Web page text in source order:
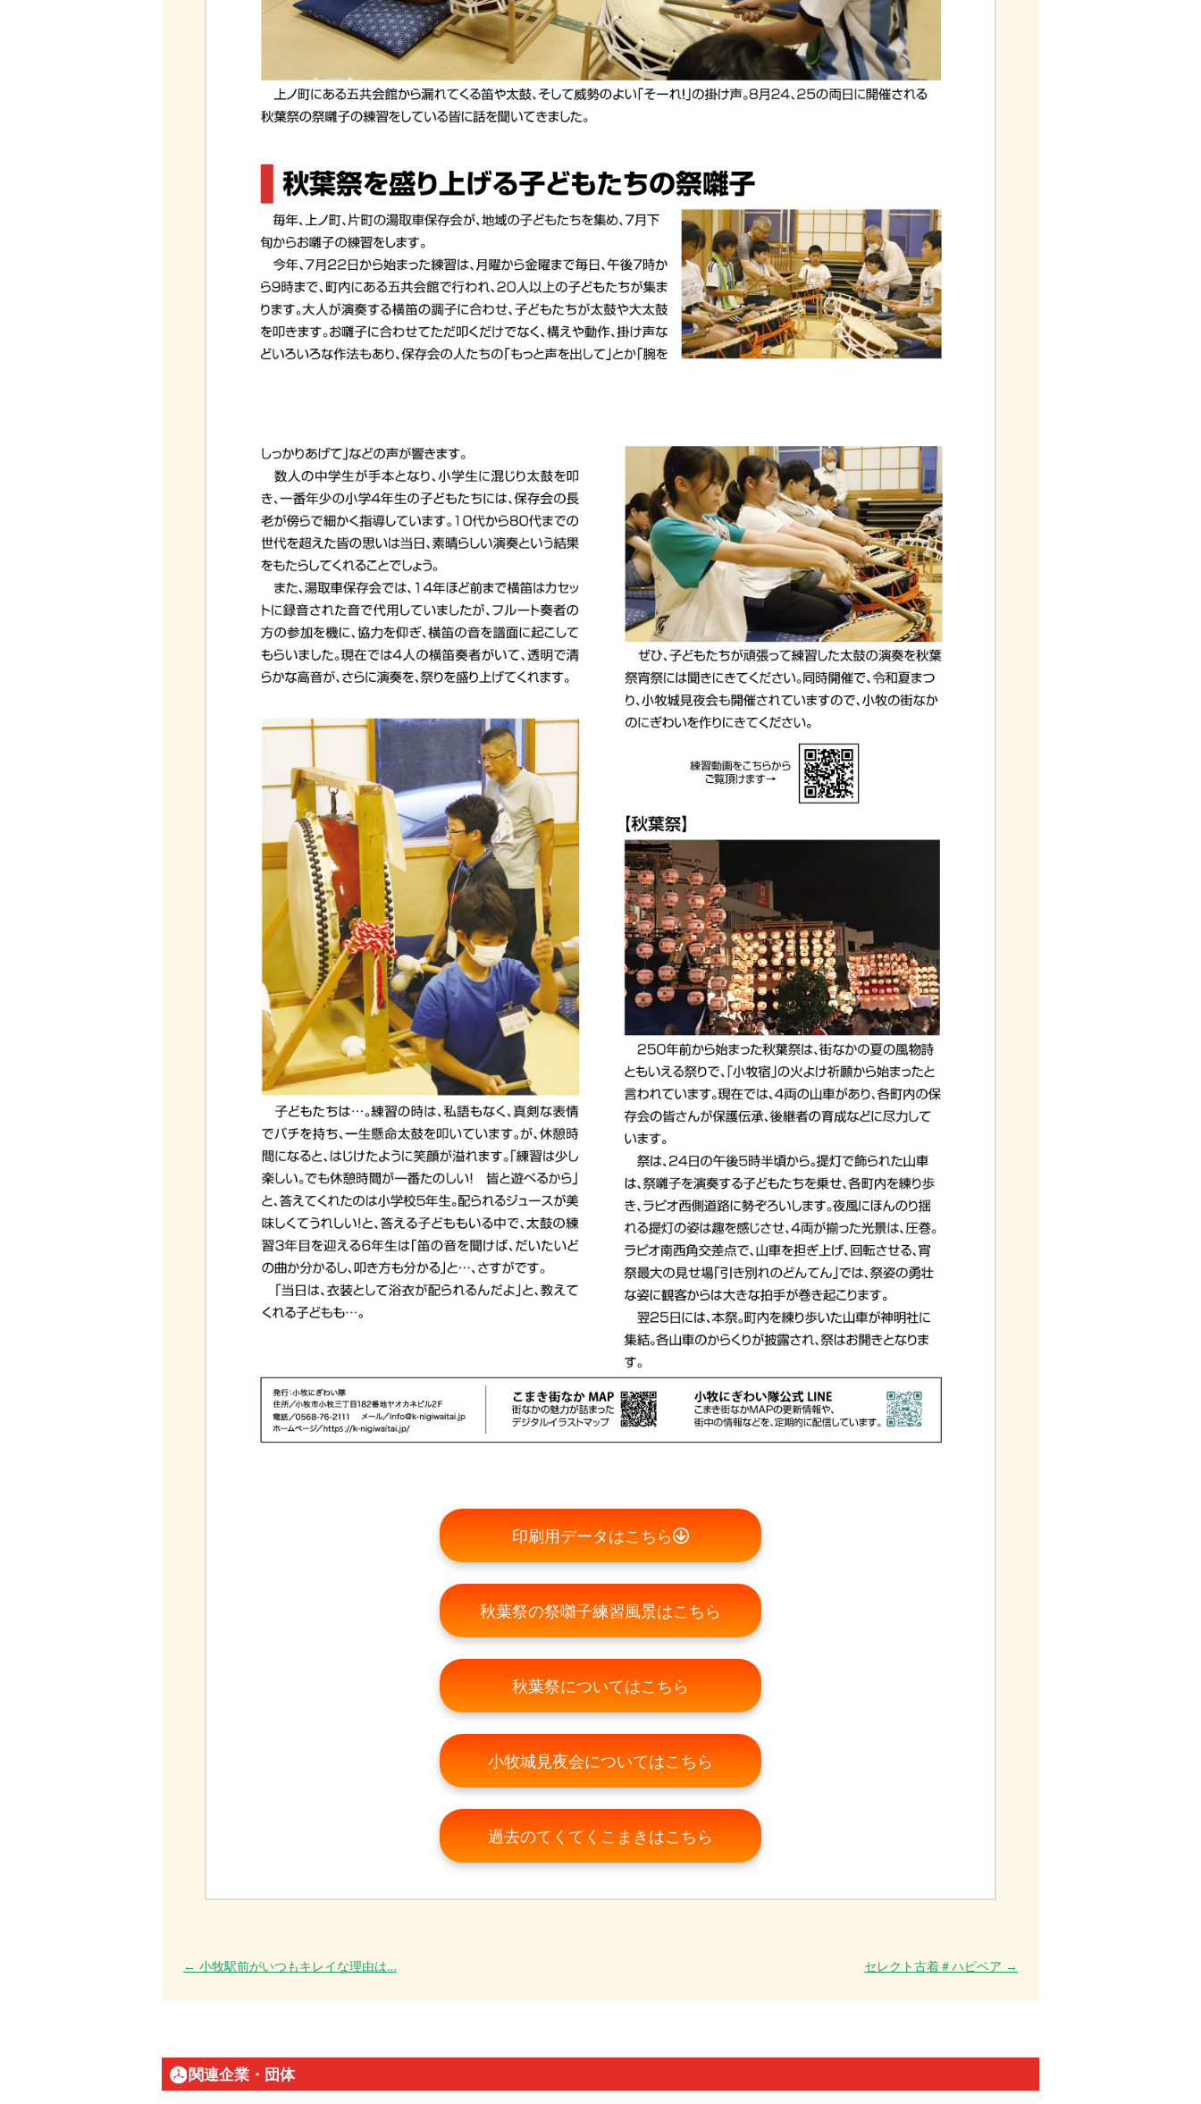
印刷用データはこちら
秋葉祭の祭囃子練習風景はこちら
秋葉祭についてはこちら
小牧城見夜会についてはこちら
過去のてくてくこまきはこちら
投稿ナビゲーション
← 小牧駅前がいつもキレイな理由は… セレクト古着＃ハピベア →
関連企業・団体